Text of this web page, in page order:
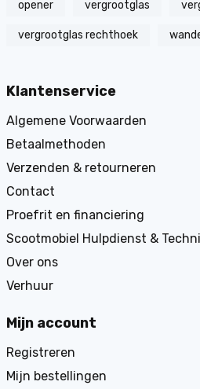
opener vergrootglas
vergrootglas rechthoek
Klantenservice
Algemene Voorwaarden
Betaalmethoden
Verzenden & retourneren
Contact
Proefrit en financiering
Scootmobiel Hulpdienst &
Over ons
Verhuur
Mijn account
Registreren
Mijn bestellingen